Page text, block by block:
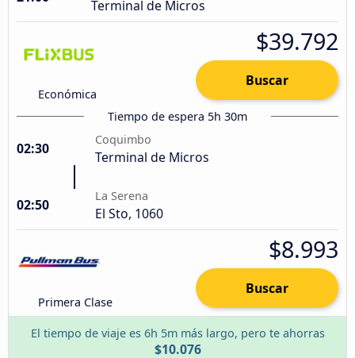
Terminal de Micros
Económica
$39.792
Buscar
Tiempo de espera 5h 30m
02:30
Coquimbo
Terminal de Micros
02:50
La Serena
El Sto, 1060
Primera Clase
$8.993
Buscar
El tiempo de viaje es 6h 5m más largo, pero te ahorras
$10.076